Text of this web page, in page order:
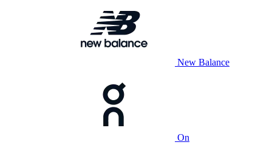
New Balance
On